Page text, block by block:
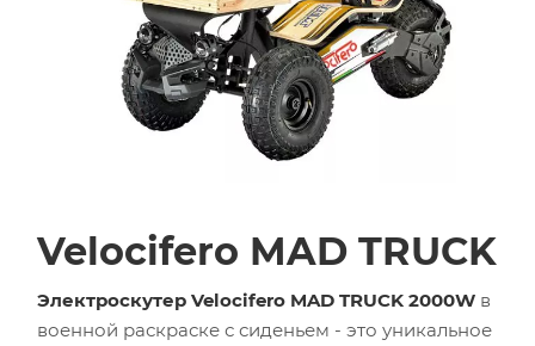
Velocifero MAD TRUCK
Электроскутер Velocifero MAD TRUCK 2000W в
военной раскраске с сиденьем - это уникальное